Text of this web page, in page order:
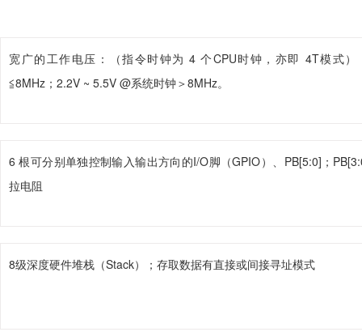
宽广的工作电压：（指令时钟为 4 个CPU时钟，亦即 4T模式）
≦8MHz；2.2V ~ 5.5V @系统时钟＞8MHz。
6 根可分别单独控制输入输出方向的I/O脚（GPIO）、PB[5:0]；
拉电阻
8级深度硬件堆栈（Stack）；存取数据有直接或间接寻址模式